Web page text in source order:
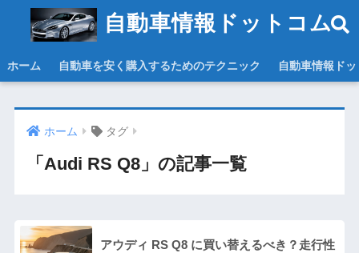
自動車情報ドットコム
ホーム 自動車を安く購入するためのテクニック 自動車情報ド
ホーム タグ
「Audi RS Q8」の記事一覧
アウディ RS Q8 に買い替えるべき？走行性